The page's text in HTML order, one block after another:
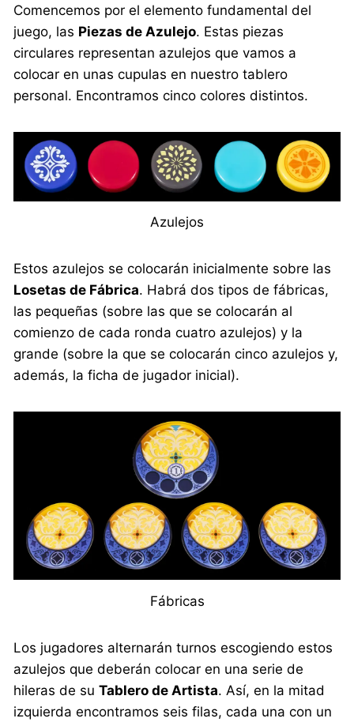
Comencemos por el elemento fundamental del
juego, las Piezas de Azulejo. Estas piezas
circulares representan azulejos que vamos a
colocar en unas cupulas en nuestro tablero
personal. Encontramos cinco colores distintos.
Azulejos
Estos azulejos se colocarán inicialmente sobre las
Losetas de Fábrica. Habrá dos tipos de fábricas,
las pequeñas (sobre las que se colocarán al
comienzo de cada ronda cuatro azulejos) y la
grande (sobre la que se colocarán cinco azulejos y,
además, la ficha de jugador inicial).
Fábricas
Los jugadores alternarán turnos escogiendo estos
azulejos que deberán colocar en una serie de
hileras de suTablero de Artista. Así, en la mitad
izquierda encontramos seis filas, cada una con un